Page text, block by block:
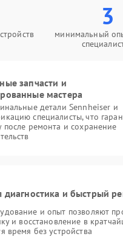
3
минимальный
запчасти и
мастера
детали Sennheiser и
специалисты, что
после ремонта и сохранение
диагностика и быстрый
и опыт позволяют
и восстановление в
время без устройства